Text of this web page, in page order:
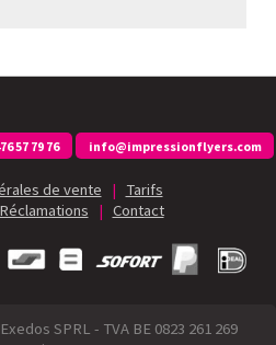
57 79 76 info@impressionflyers.com
de vente |
Tarifs
Réclamations | Contact
SPRL - TVA BE 0823 261 269